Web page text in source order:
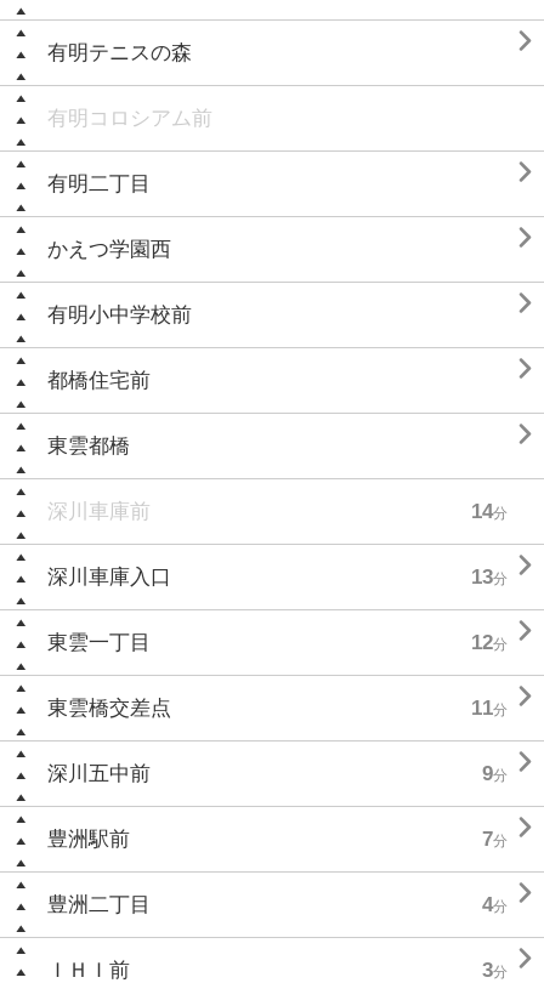
有明テニスの森 
有明コロシアム前
有明二丁目 
かえつ学園西 
有明小中学校前 
都橋住宅前 
東雲都橋 
深川車庫前 14分
深川車庫入口 13分 
東雲一丁目 12分 
東雲橋交差点 11分 
深川五中前 9分 
豊洲駅前 7分 
豊洲二丁目 4分 
ＩＨＩ前 3分 